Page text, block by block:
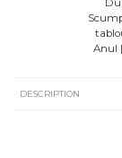
Anul
DESCRIPTION